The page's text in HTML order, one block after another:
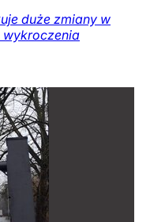
duże zmiany w
wykroczenia